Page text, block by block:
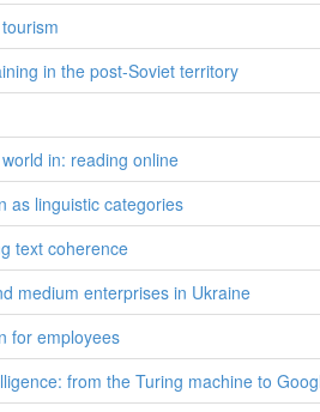
in the post-Soviet territory
in: reading online
as linguistic categories
text coherence
medium enterprises in Ukraine
for employees
from the Turing machine to